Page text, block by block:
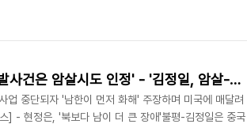
05/08 - [분류 전체보기] - 통의동 35번지일대 신축
현정은, '김정일, 2004년 용천역 폭발사건은 암살시도 인정' - '김정일, 암살-쿠데타 가장 두려워해' : 위키리크스 한국전문
중단되자 '남한이 먼저 화해' 주장하며 미국에 매달려
] - 현정은, '북보다 남이 더 큰 장애'불평-김정일은 중국